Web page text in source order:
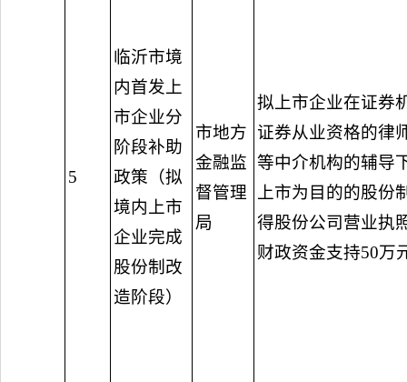
5
临沂市境
内首发上
市企业分
阶段补助
政策（拟
境内上市
企业完成
股份制改
造阶段）
市地方
金融监
督管理
局
拟上市企业在证券
证券从业资格的律
等中介机构的辅导
上市为目的的股份
得股份公司营业执
财政资金支持50万